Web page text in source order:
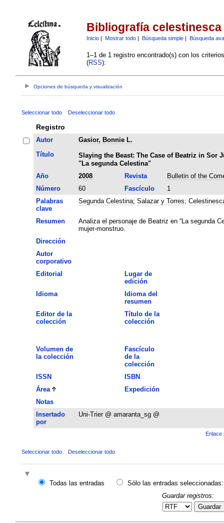
Bibliografía celestinesca
Inicio| Mostrar todo| Búsqueda simple| Búsqueda
1–1 de 1 registro encontrado(s) con los
(RSS):
Opciones de búsqueda y visualización
Seleccionar todo Deseleccionar todo
Registro
Autor
Gasior, Bonnie L.
Título
Slaying the Beast: The Case of Beatriz in
"La segunda Celestina"
Año
2008 Revista
Bulletin of the
Número
60 Fascículo
1
Palabras
clave
Segunda Celestina; Salazar y Torres;
Resumen
Analiza el personaje de Beatriz en “La segunda
mujer-monstruo.
Dirección
Autor
corporativo
Editorial
Lugar de
edición
Idioma
Idioma del
resumen
Editor de la
colección
Título de la
colección
Volumen de
la colección
Fascículo
de la
colección
ISSN
ISBN
Área
Expedición
Notas
Insertado
por
Uni-Trier @ amaranta_sg @
Enlace
Seleccionar todo Deseleccionar todo
Todas las entradas
Sólo las entradas seleccionadas:
Guardar registros:
Guardar